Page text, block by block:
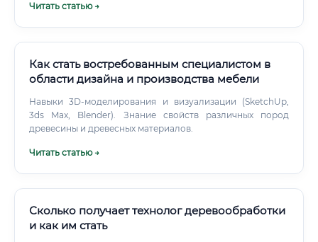
Деревообработка и производство пиломатериалов 📄
проектирование предприятий ЛПК Каждое из этих
направлений — отдельная вселенная.
Читать статью →
Как стать востребованным специалистом в
области дизайна и производства мебели
Навыки 3D-моделирования и визуализации (SketchUp,
3ds Max, Blender). Знание свойств различных пород
древесины и древесных материалов.
Читать статью →
Сколько получает технолог деревообработки
и как им стать